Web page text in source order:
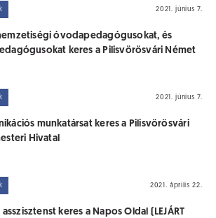
2021. június 7.
óvodapedagógusokat, és
keres a Pilisvörösvári Német
2021. június 7.
munkatársat keres a Pilisvörösvári
Hivatal
2021. április 22.
asszisztenst keres a Napos Oldal (LEJÁRT